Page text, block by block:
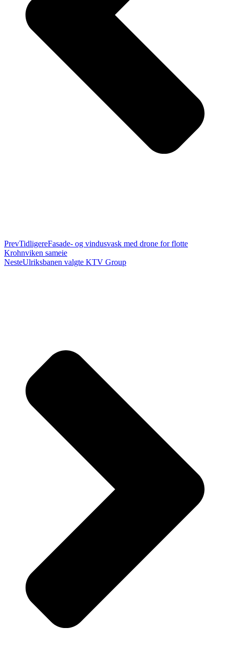
PrevTidligereFasade- og vindusvask med drone for flotte
Krohnviken sameie
NesteUlriksbanen valgte KTV Group